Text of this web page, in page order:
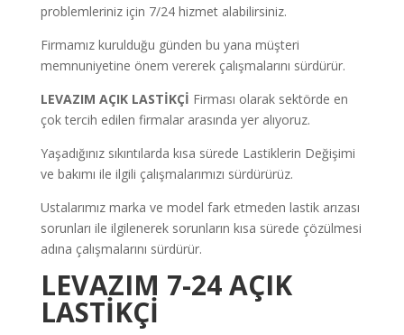
problemleriniz için 7/24 hizmet alabilirsiniz.
Firmamız kurulduğu günden bu yana müşteri
memnuniyetine önem vererek çalışmalarını sürdürür.
LEVAZIM AÇIK LASTİKÇİ Firması olarak sektörde en
çok tercih edilen firmalar arasında yer alıyoruz.
Yaşadığınız sıkıntılarda kısa sürede Lastiklerin Değişimi
ve bakımı ile ilgili çalışmalarımızı sürdürürüz.
Ustalarımız marka ve model fark etmeden lastik arızası
sorunları ile ilgilenerek sorunların kısa sürede çözülmesi
adına çalışmalarını sürdürür.
LEVAZIM 7-24 AÇIK
LASTİKÇİ